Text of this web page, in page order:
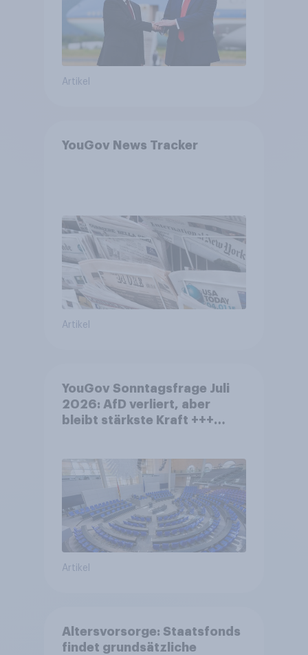
Artikel
YouGov News Tracker
Artikel
YouGov Sonntagsfrage Juli
2026: AfD verliert, aber
bleibt stärkste Kraft +++
Artikel
Altersvorsorge: Staatsfonds
findet grundsätzliche